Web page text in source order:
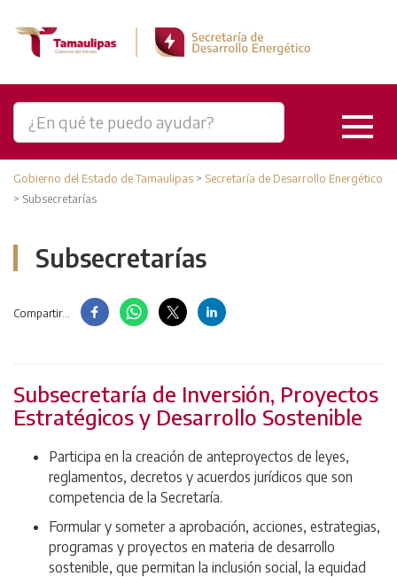
Gobierno del Estado de Tamaulipas > Secretaría de Desarrollo Energético
> Subsecretarías
Subsecretarías
Compartir...
Subsecretaría de Inversión, Proyectos
Estratégicos y Desarrollo Sostenible
Participa en la creación de anteproyectos de leyes,
reglamentos, decretos y acuerdos jurídicos que son
competencia de la Secretaría.
Formular y someter a aprobación, acciones, estrategias,
programas y proyectos en materia de desarrollo
sostenible, que permitan la inclusión social, la equidad